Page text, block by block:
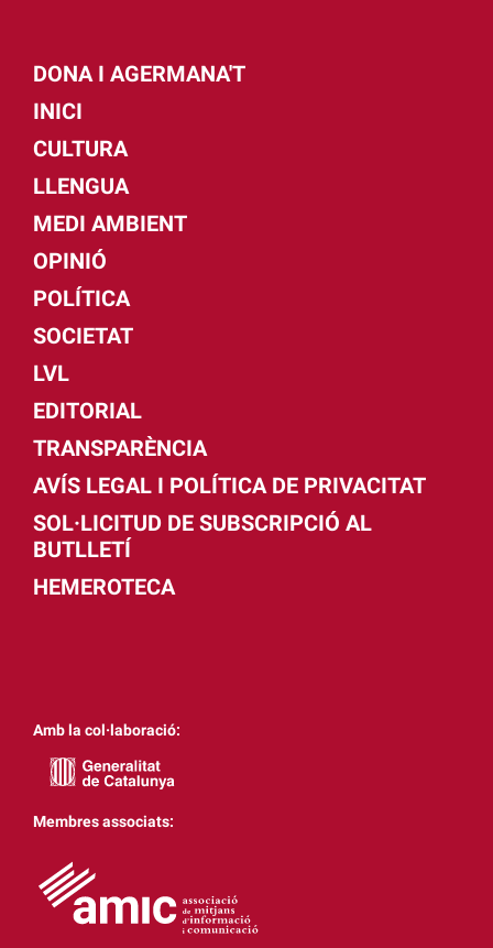
DONA I AGERMANA'T
INICI
CULTURA
LLENGUA
MEDI AMBIENT
OPINIÓ
POLÍTICA
SOCIETAT
LVL
EDITORIAL
TRANSPARÈNCIA
AVÍS LEGAL I POLÍTICA DE PRIVACITAT
SOL·LICITUD DE SUBSCRIPCIÓ AL
BUTLLETÍ
HEMEROTECA
Amb la col·laboració:
Membres associats: